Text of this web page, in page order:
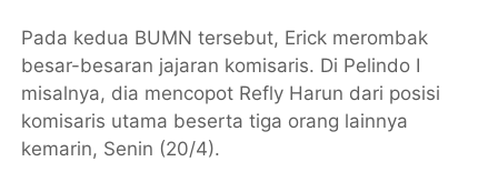
Pada kedua BUMN tersebut, Erick merombak
besar-besaran jajaran komisaris. Di Pelindo I
misalnya, dia mencopot Refly Harun dari posisi
komisaris utama beserta tiga orang lainnya
kemarin, Senin (20/4).